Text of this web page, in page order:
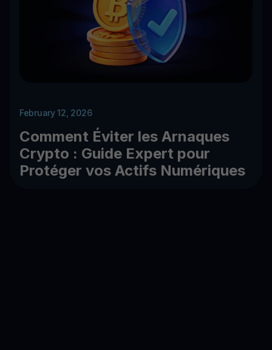
February 12, 2026
Comment Éviter les Arnaques
Crypto : Guide Expert pour
Protéger vos Actifs Numériques